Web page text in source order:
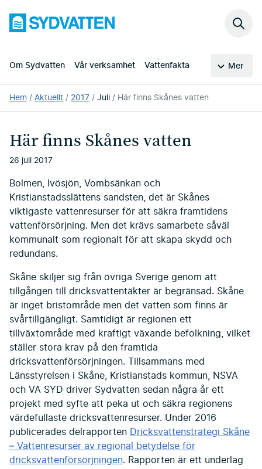
huvudinnehållet
Sydvatten
Om Sydvatten Vår verksamhet Vattenfakta Mer
Sök
Du
är
Hem Aktuellt 2017 Juli Här finns Skånes vatten
Här finns Skånes vatten
26 juli 2017
Bolmen, Ivösjön, Vombsänkan och
Kristianstadsslättens sandsten, det är Skånes
viktigaste vattenresurser för att säkra framtidens
vattenförsörjning. Men det krävs samarbete såväl
kommunalt som regionalt för att skapa skydd och
redundans.
Skåne skiljer sig från övriga Sverige genom att
tillgången till dricksvattentäkter är begränsad. Skåne
är inget bristområde men det vatten som finns är
svårtillgängligt. Samtidigt är regionen ett
tillväxtområde med kraftigt växande befolkning, vilket
ställer stora krav på den framtida
dricksvattenförsörjningen. Tillsammans med
Länsstyrelsen i Skåne, Kristianstads kommun, NSVA
och VA SYD driver Sydvatten sedan några år ett
projekt med syfte att peka ut och säkra regionens
värdefullaste dricksvattenresurser. Under 2016
publicerades delrapporten
Dricksvattenstrategi Skåne
– Vattenresurser av regional betydelse för
dricksvattenförsörjningen. Rapporten är ett underlag